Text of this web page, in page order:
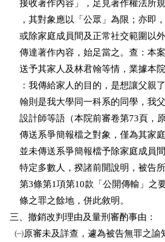
接收著作內容」，足見著作權法所
，其對象應以「公眾」為限；亦即
或除家庭成員間及正常社交範圍以
傳達著作內容，始足當之。查：本
送予其家人及林君翰等情，業據本
：我傳給家人的目的，是想讓父親
翰則是我大學同一科系的同學，我
設計師等語（本院前審卷第73頁，
傳送系爭簡報檔之對象，僅為其家
並未傳送系爭簡報檔予除家庭成員
特定多數人，揆諸前開說明，被告
第3條第1項第10款「公開傳輸」之
    條之罪之餘地，併此敘明。
三、撤銷改判理由及量刑審酌事由：
㈠原審未及詳查，遽為被告無罪之